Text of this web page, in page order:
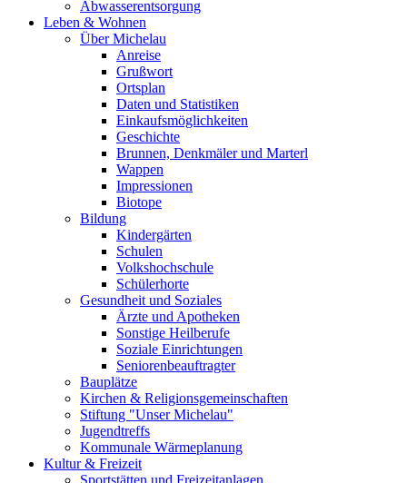
Abwasserentsorgung
Leben & Wohnen
Über Michelau
Anreise
Grußwort
Ortsplan
Daten und Statistiken
Einkaufsmöglichkeiten
Geschichte
Brunnen, Denkmäler und Marterl
Wappen
Impressionen
Biotope
Bildung
Kindergärten
Schulen
Volkshochschule
Schülerhorte
Gesundheit und Soziales
Ärzte und Apotheken
Sonstige Heilberufe
Soziale Einrichtungen
Seniorenbeauftragter
Bauplätze
Kirchen & Religionsgemeinschaften
Stiftung "Unser Michelau"
Jugendtreffs
Kommunale Wärmeplanung
Kultur & Freizeit
Sportstätten und Freizeitanlagen